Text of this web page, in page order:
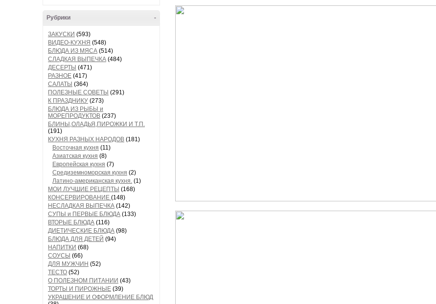
-
Рубрики
ЗАКУСКИ (593)
ВИДЕО-КУХНЯ (548)
БЛЮДА ИЗ МЯСА (514)
СЛАДКАЯ ВЫПЕЧКА (484)
ДЕСЕРТЫ (471)
РАЗНОЕ (417)
САЛАТЫ (364)
ПОЛЕЗНЫЕ СОВЕТЫ (291)
К ПРАЗДНИКУ (273)
БЛЮДА ИЗ РЫБЫ и
МОРЕПРОДУКТОВ (237)
БЛИНЫ,ОЛАДЬЯ,ПИРОЖКИ И Т.П.
(191)
КУХНЯ РАЗНЫХ НАРОДОВ (181)
Восточная кухня (11)
Азиатская кухня (8)
Европейская кухня (7)
Средиземноморская кухня (2)
Латино-американская кухня. (1)
МОИ ЛУЧШИЕ РЕЦЕПТЫ (168)
КОНСЕРВИРОВАНИЕ (148)
НЕСЛАДКАЯ ВЫПЕЧКА (142)
СУПЫ и ПЕРВЫЕ БЛЮДА (133)
ВТОРЫЕ БЛЮДА (116)
ДИЕТИЧЕСКИЕ БЛЮДА (98)
БЛЮДА ДЛЯ ДЕТЕЙ (94)
НАПИТКИ (68)
СОУСЫ (66)
ДЛЯ МУЖЧИН (52)
ТЕСТО (52)
О ПОЛЕЗНОМ ПИТАНИИ (43)
ТОРТЫ И ПИРОЖНЫЕ (39)
УКРАШЕНИЕ И ОФОРМЛЕНИЕ БЛЮД